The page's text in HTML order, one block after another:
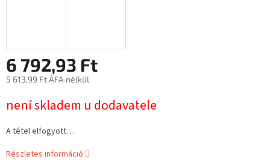
6 792,93 Ft
5 613,99 Ft ÁFA nélkül
není skladem u dodavatele
A tétel elfogyott…
Részletes információ